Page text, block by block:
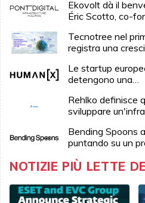
Ekovolt dà il
Éric Scotto, co-
Tecnotree nel
registra una
Le startup
detengono una…
Rehlko definisce
sviluppare
Bending Spoons
puntando su un
NOTIZIE PIÙ LETTE